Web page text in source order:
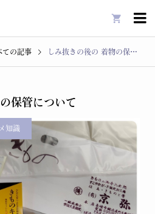

ての記事 しみ抜きの後の 着物の保管について
保管について
知識